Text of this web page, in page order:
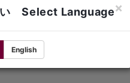
い Select Language×
English